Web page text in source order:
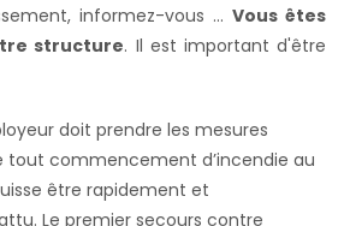
informez-vous ... Vous êtes
structure. Il est important d'être